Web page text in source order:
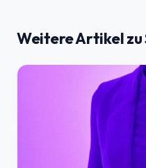
Weitere Artikel zu